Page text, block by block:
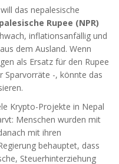
das nepalesische
Rupee (NPR)
inflationsanfällig und
dem Ausland. Wenn
als Ersatz für den Rupee
Sparvorräte -, könnte das
Krypto-Projekte in Nepal
Menschen wurden mit
mit ihren
behauptet, dass
Steuerhinterziehung